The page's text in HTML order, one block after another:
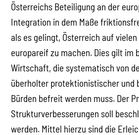
Österreichs Beteiligung an der
Integration in dem Maße
als es gelingt, Österreich auf vielen
europareif zu machen. Dies gilt im
Wirtschaft, die systematisch von
überholter protektionistischer und
Bürden befreit werden muss. Der
Strukturverbesserungen soll
werden. Mittel hierzu sind die